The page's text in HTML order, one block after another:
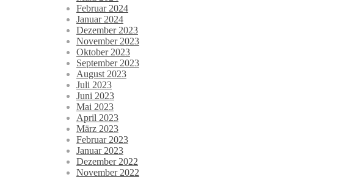
Februar 2024
Januar 2024
Dezember 2023
November 2023
Oktober 2023
September 2023
August 2023
Juli 2023
Juni 2023
Mai 2023
April 2023
März 2023
Februar 2023
Januar 2023
Dezember 2022
November 2022